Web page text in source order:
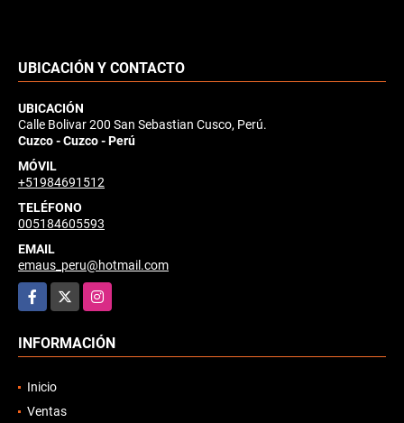
UBICACIÓN Y CONTACTO
UBICACIÓN
Calle Bolivar 200 San Sebastian Cusco, Perú.
Cuzco - Cuzco - Perú
MÓVIL
+51984691512
TELÉFONO
005184605593
EMAIL
emaus_peru@hotmail.com
Facebook
Instagram
INFORMACIÓN
Inicio
Ventas